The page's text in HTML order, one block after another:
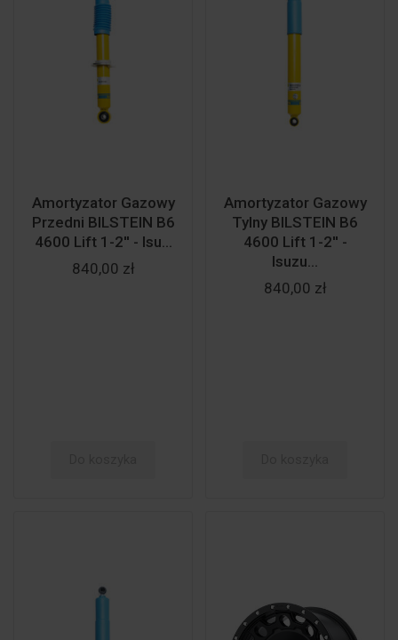
Amortyzator Gazowy
Przedni BILSTEIN B6
4600 Lift 1-2'' - Isu...
840,00 zł
Amortyzator Gazowy
Tylny BILSTEIN B6
4600 Lift 1-2'' -
Isuzu...
840,00 zł